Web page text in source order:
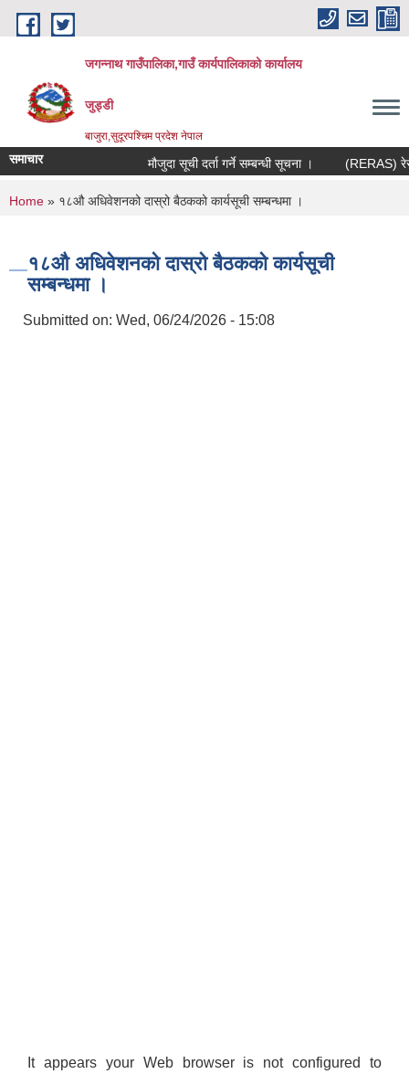
Skip to main content
जगन्नाथ गाउँपालिका,गाउँ कार्यपालिकाको कार्यालय
जुड्डी
बाजुरा,सुदूरपश्चिम प्रदेश नेपाल
समाचार मौजुदा सूची दर्ता गर्ने सम्बन्धी सूचना । (RERAS)
You are here
Home » १८औ अधिवेशनको दास्रो बैठकको कार्यसूची सम्बन्धमा ।
१८औ अधिवेशनको दास्रो बैठकको कार्यसूची
सम्बन्धमा ।
Submitted on: Wed, 06/24/2026 - 15:08
It appears your Web browser is not configured to